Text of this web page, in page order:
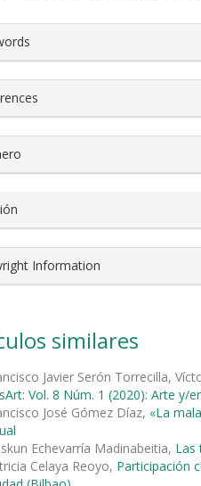
Information
similares
Javier Serón Torrecilla,
Vol. 8 Núm. 1 (2020): Arte y/
José Gómez Díaz, «La
Echevarría Madinabeitia, Las
Celaya Reoyo, Participación